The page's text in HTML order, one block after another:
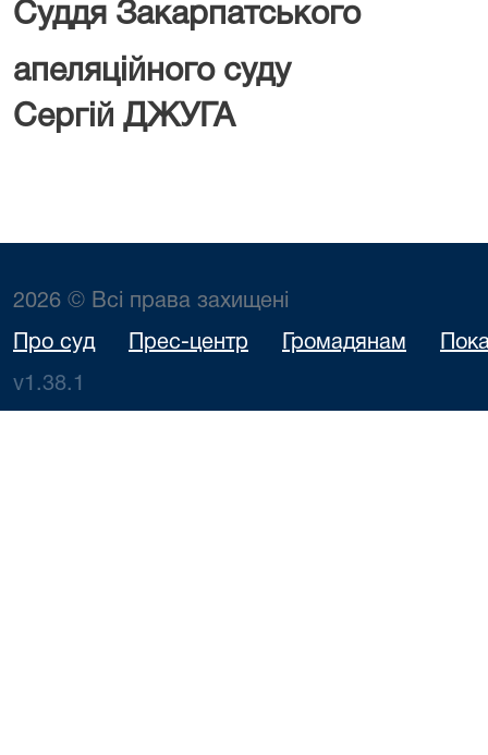
Суддя Закарпатського
Сергій ДЖУГА
2026 © Всі права захищені
Про суд Прес-центр Громадянам
v1.38.1